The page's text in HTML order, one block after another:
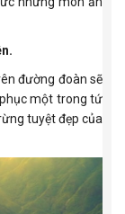
đường đoàn sẽ
một trong tứ
tuyệt đẹp của